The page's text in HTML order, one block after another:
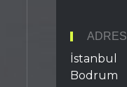
ADRES
İstanbul
Bodrum